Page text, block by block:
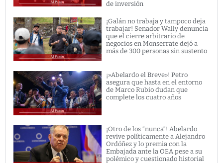
de inversión
¡Galán no trabaja y tampoco deja
trabajar! Senador Wally denuncia
que el cierre arbitrario de
negocios en Monserrate dejó a
más de 300 personas sin sustento
¡»Abelardo el Breve»! Petro
asegura que hasta en el entorno
de Marco Rubio dudan que
complete los cuatro años
¡Otro de los “nunca”! Abelardo
revive políticamente a Alejandro
Ordóñez y lo premia con la
Embajada ante la OEA pese a su
polémico y cuestionado historial